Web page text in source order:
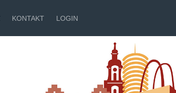
KONTAKT LOGIN